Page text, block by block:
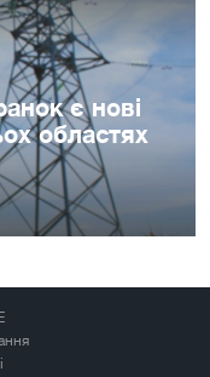
є нові
областях